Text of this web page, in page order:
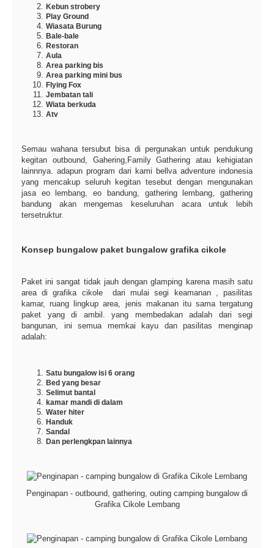
Kebun strobery
Play Ground
Wiasata Burung
Bale-bale
Restoran
Aula
Area parking bis
Area parking mini bus
Flying Fox
Jembatan tali
Wiata berkuda
Atv
Semau wahana tersubut bisa di pergunakan untuk pendukung
kegitan outbound, Gahering,Family Gathering atau kehigiatan
lainnnya. adapun program dari kami bellva adventure indonesia
yang mencakup seluruh kegitan tesebut dengan mengunakan
jasa eo lembang, eo bandung, gathering lembang, gathering
bandung akan mengemas keseluruhan acara untuk lebih
tersetruktur.
Konsep bungalow paket bungalow grafika cikole
Paket ini sangat tidak jauh dengan glamping karena masih satu
area di grafika cikole dari mulai segi keamanan , pasilitas
kamar, ruang lingkup area, jenis makanan itu sama tergatung
paket yang di ambil. yang membedakan adalah dari segi
bangunan, ini semua memkai kayu dan pasilitas menginap
adalah:
Satu bungalow isi 6 orang
Bed yang besar
Selimut bantal
kamar mandi di dalam
Water hiter
Handuk
Sandal
Dan perlengkpan lainnya
Penginapan - outbound, gathering, outing camping bungalow di
Grafika Cikole Lembang